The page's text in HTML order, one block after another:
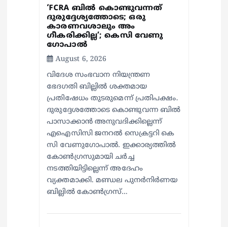
‘FCRA ബിൽ കൊണ്ടുവന്നത്
ദുരുദ്ദേശ്യത്തോടെ; ഒരു
കാരണവശാലും അം​
ഗീകരിക്കില്ല’; കെസി വേണു​
ഗോപാൽ
August 6, 2026
വിദേശ സംഭവാന നിയന്ത്രണ
ഭേദഗതി ബില്ലിൽ ശക്തമായ
പ്രതിഷേധം തുടരുമെന്ന് പ്രതിപക്ഷം.
ദുരുദ്ദേശത്തോടെ കൊണ്ടുവന്ന ബിൽ
പാസാക്കാൻ അനുവദിക്കില്ലെന്ന്
എഐസിസി ജനറൽ സെക്രട്ടറി കെ
സി വേണുഗോപാൽ. ഇക്കാര്യത്തിൽ
കോൺഗ്രസുമായി ചർച്ച
നടത്തിയിട്ടില്ലെന്ന് അദേഹം
വ്യക്തമാക്കി. മണ്ഡല പുനർനിർണയ
ബില്ലിൽ കോൺഗ്രസ്…